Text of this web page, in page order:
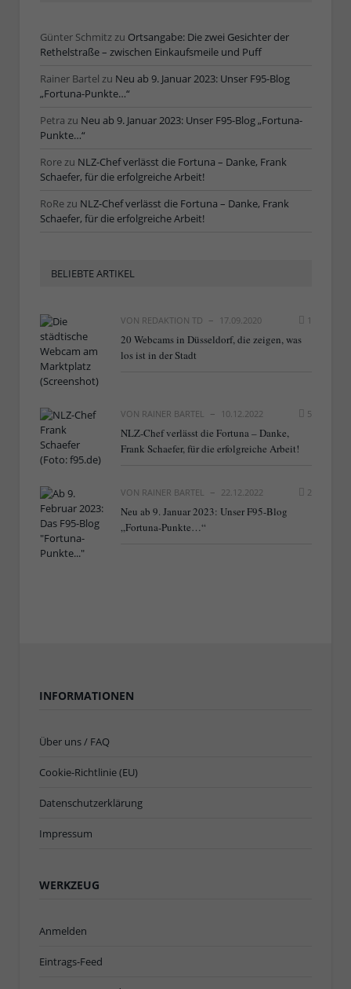
Günter Schmitzzu Ortsangabe: Die zwei Gesichter der
Rethelstraße – zwischen Einkaufsmeile und Puff
Rainer Bartel zu Neu ab 9. Januar 2023: Unser F95-Blog
„Fortuna-Punkte…“
Petra zu Neu ab 9. Januar 2023: Unser F95-Blog „Fortuna-
Punkte…“
Rorezu NLZ-Chef verlässt die Fortuna – Danke, Frank
Schaefer, für die erfolgreiche Arbeit!
RoRezu NLZ-Chef verlässt die Fortuna – Danke, Frank
Schaefer, für die erfolgreiche Arbeit!
BELIEBTE ARTIKEL
VON REDAKTION TD 17.09.2020 1
20 Webcams in Düsseldorf, die zeigen, was
los ist in der Stadt
VON RAINER BARTEL 10.12.2022 5
NLZ-Chef verlässt die Fortuna – Danke,
Frank Schaefer, für die erfolgreiche Arbeit!
VON RAINER BARTEL 22.12.2022 2
Neu ab 9. Januar 2023: Unser F95-Blog
„Fortuna-Punkte…“
INFORMATIONEN
Über uns / FAQ
Cookie-Richtlinie (EU)
Datenschutzerklärung
Impressum
WERKZEUG
Anmelden
Eintrags-Feed